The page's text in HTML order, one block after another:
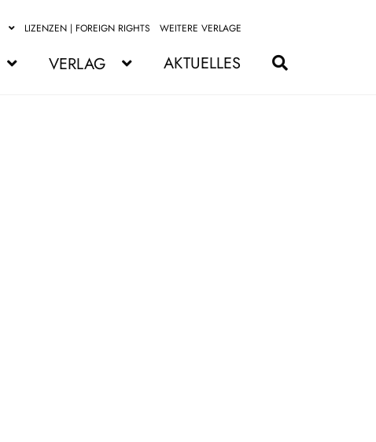
LIZENZEN | FOREIGN RIGHTS WEITERE VERLAGE
springen
springen
VERLAG AKTUELLES